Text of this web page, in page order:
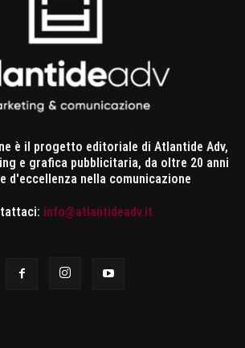
è il progetto editoriale di Atlantide Adv,
e grafica pubblicitaria, da oltre 20 anni
d'eccellenza nella comunicazione
info@atlantideadv.it